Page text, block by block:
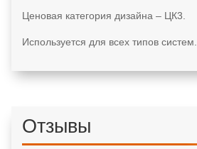
Ценовая категория дизайна – ЦК3.
Используется для всех типов систем.
Отзывы